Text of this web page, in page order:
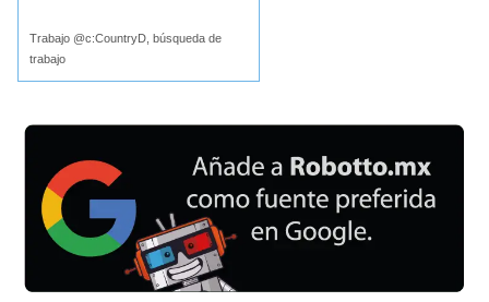
Trabajo @c:CountryD, búsqueda de
trabajo